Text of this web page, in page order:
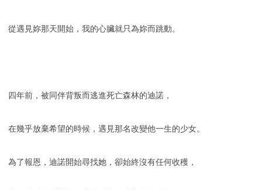
從遇見妳那天開始，我的心臟就只為妳而跳動。
四年前，被同伴背叛而逃進死亡森林的迪諾，
在幾乎放棄希望的時候，遇見那名改變他一生的少女。
為了報恩，迪諾開始尋找她，卻始終沒有任何收穫，